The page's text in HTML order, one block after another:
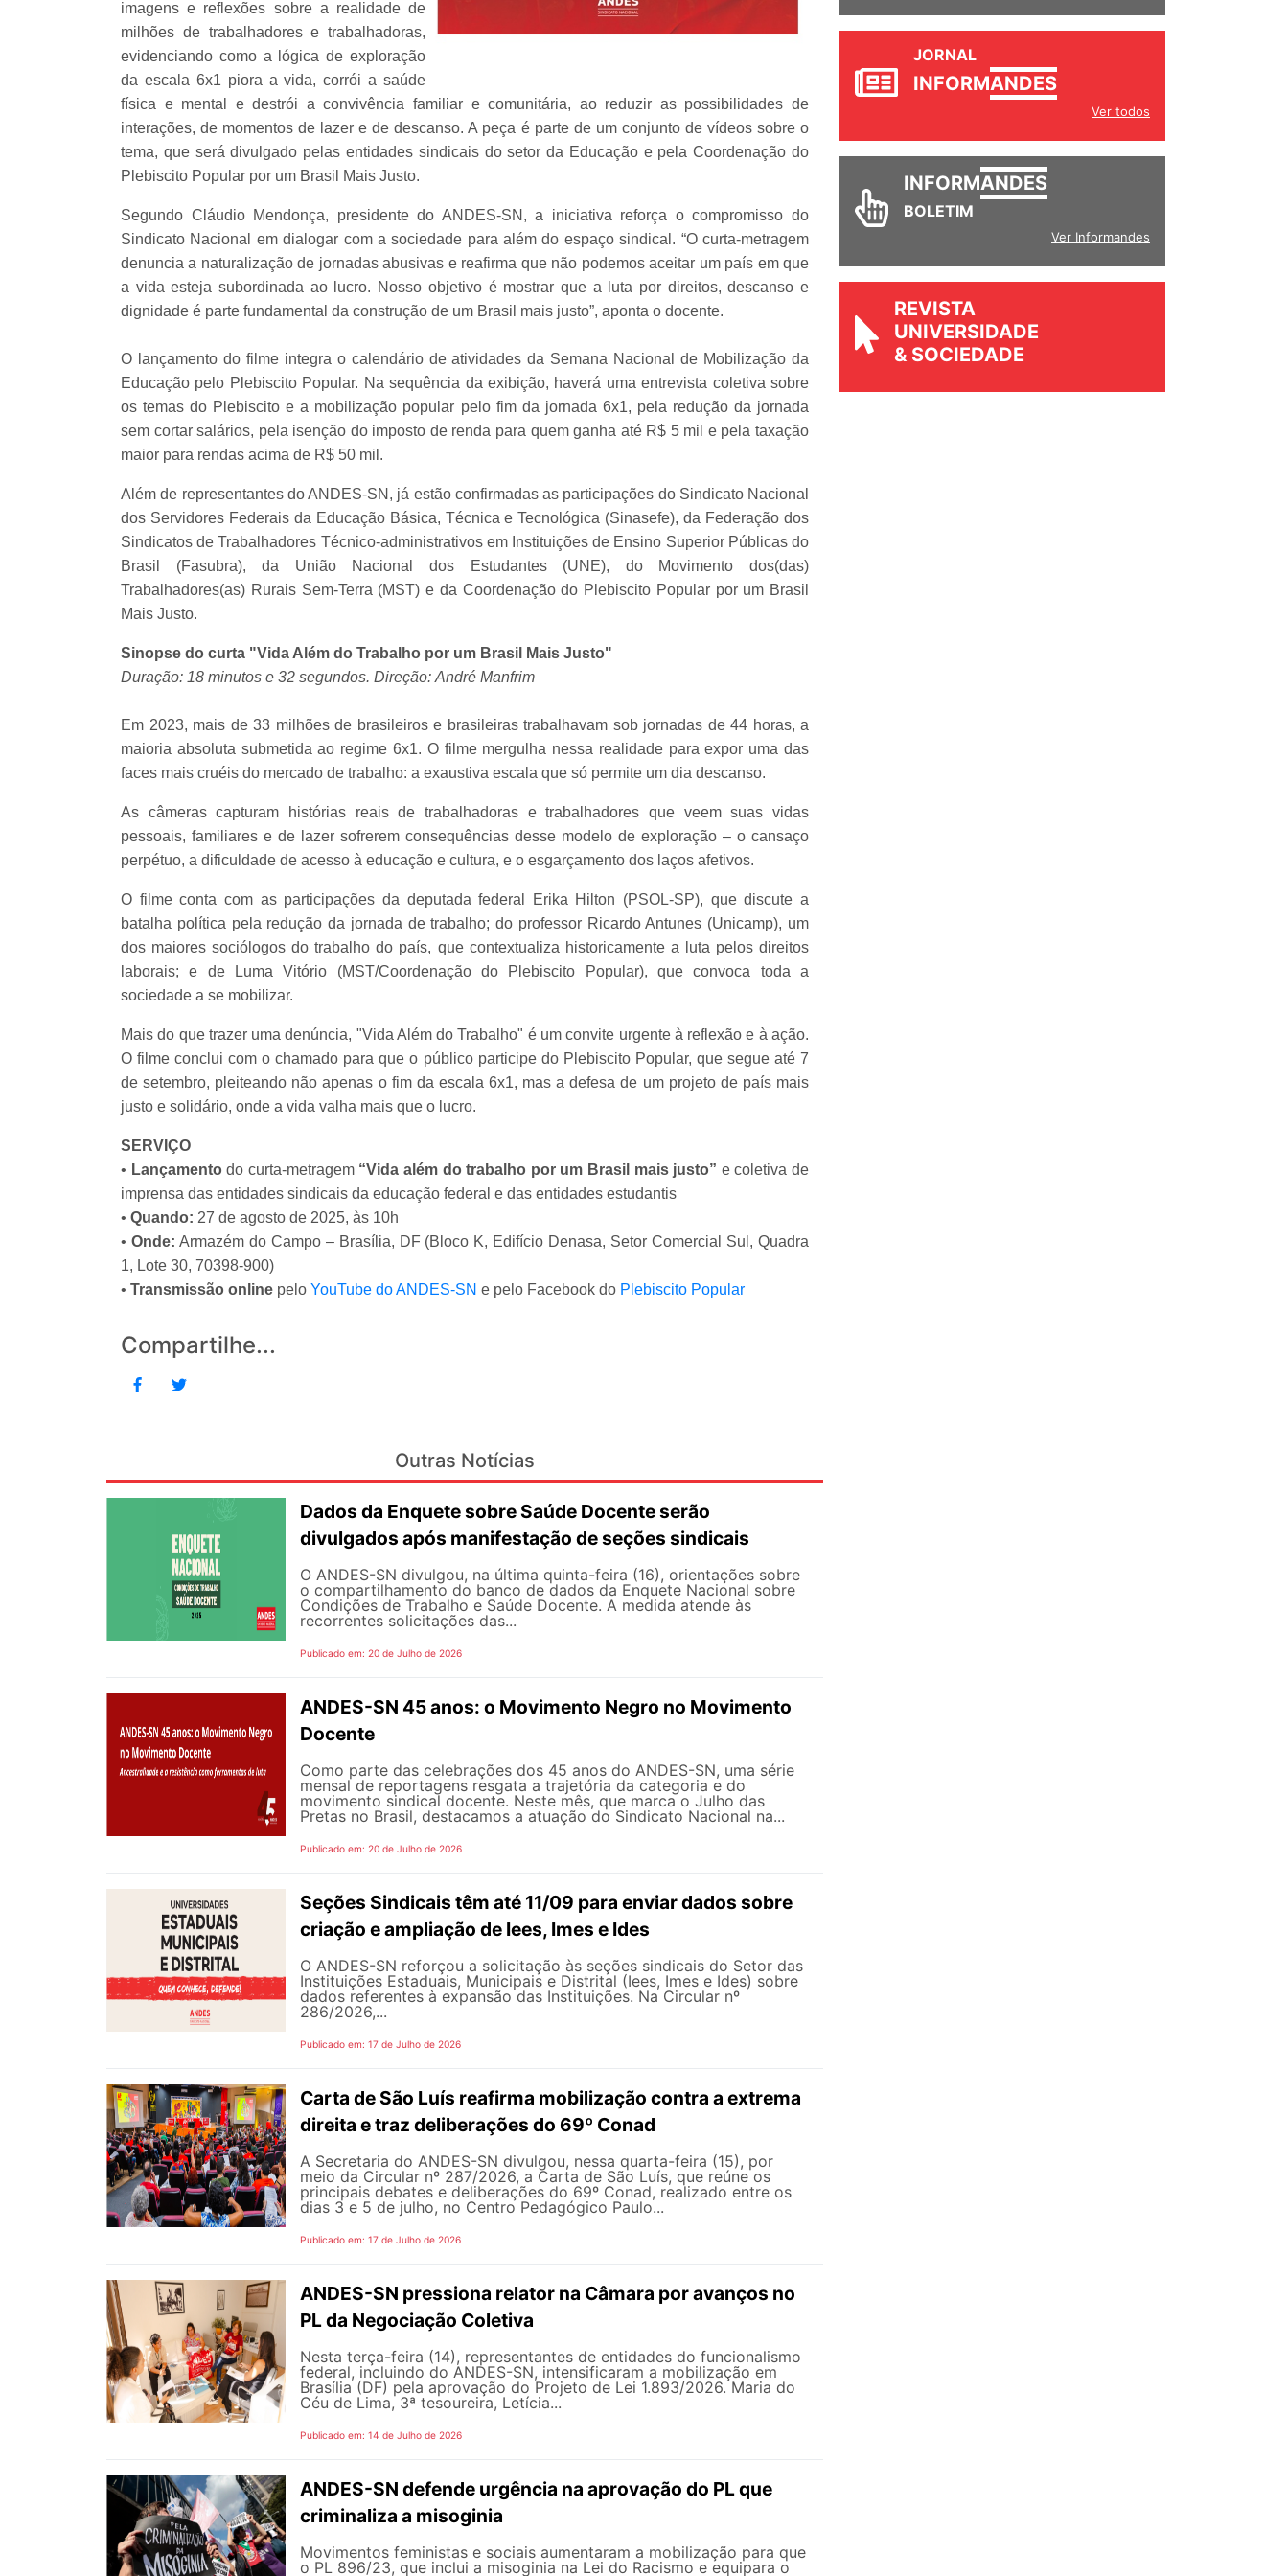
imagens e reflexões sobre a realidade de
milhões de trabalhadores e trabalhadoras,
evidenciando como a lógica de exploração
da escala 6x1 piora a vida, corrói a saúde
física e mental e destrói a convivência familiar e comunitária, ao reduzir as possibilidades de
interações, de momentos de lazer e de descanso. A peça é parte de um conjunto de vídeos sobre o
tema, que será divulgado pelas entidades sindicais do setor da Educação e pela Coordenação do
Plebiscito Popular por um Brasil Mais Justo.
Segundo Cláudio Mendonça, presidente do ANDES-SN, a iniciativa reforça o compromisso do
Sindicato Nacional em dialogar com a sociedade para além do espaço sindical. “O curta-metragem
denuncia a naturalização de jornadas abusivas e reafirma que não podemos aceitar um país em que
a vida esteja subordinada ao lucro. Nosso objetivo é mostrar que a luta por direitos, descanso e
dignidade é parte fundamental da construção de um Brasil mais justo”, aponta o docente.
O lançamento do filme integra o calendário de atividades da Semana Nacional de Mobilização da
Educação pelo Plebiscito Popular. Na sequência da exibição, haverá uma entrevista coletiva sobre
os temas do Plebiscito e a mobilização popular pelo fim da jornada 6x1, pela redução da jornada
sem cortar salários, pela isenção do imposto de renda para quem ganha até R$ 5 mil e pela taxação
maior para rendas acima de R$ 50 mil.
Além de representantes do ANDES-SN, já estão confirmadas as participações do Sindicato Nacional
dos Servidores Federais da Educação Básica, Técnica e Tecnológica (Sinasefe), da Federação dos
Sindicatos de Trabalhadores Técnico-administrativos em Instituições de Ensino Superior Públicas do
Brasil (Fasubra), da União Nacional dos Estudantes (UNE), do Movimento dos(das)
Trabalhadores(as) Rurais Sem-Terra (MST) e da Coordenação do Plebiscito Popular por um Brasil
Mais Justo.
Sinopse do curta "Vida Além do Trabalho por um Brasil Mais Justo"
Duração: 18 minutos e 32 segundos. Direção: André Manfrim
Em 2023, mais de 33 milhões de brasileiros e brasileiras trabalhavam sob jornadas de 44 horas, a
maioria absoluta submetida ao regime 6x1. O filme mergulha nessa realidade para expor uma das
faces mais cruéis do mercado de trabalho: a exaustiva escala que só permite um dia descanso.
As câmeras capturam histórias reais de trabalhadoras e trabalhadores que veem suas vidas
pessoais, familiares e de lazer sofrerem consequências desse modelo de exploração – o cansaço
perpétuo, a dificuldade de acesso à educação e cultura, e o esgarçamento dos laços afetivos.
O filme conta com as participações da deputada federal Erika Hilton (PSOL-SP), que discute a
batalha política pela redução da jornada de trabalho; do professor Ricardo Antunes (Unicamp), um
dos maiores sociólogos do trabalho do país, que contextualiza historicamente a luta pelos direitos
laborais; e de Luma Vitório (MST/Coordenação do Plebiscito Popular), que convoca toda a
sociedade a se mobilizar.
Mais do que trazer uma denúncia, "Vida Além do Trabalho" é um convite urgente à reflexão e à ação.
O filme conclui com o chamado para que o público participe do Plebiscito Popular, que segue até 7
de setembro, pleiteando não apenas o fim da escala 6x1, mas a defesa de um projeto de país mais
justo e solidário, onde a vida valha mais que o lucro.
SERVIÇO
• Lançamentodo curta-metragem “Vida além do trabalho por um Brasil mais justo” e coletiva de
imprensa das entidades sindicais da educação federal e das entidades estudantis
• Quando: 27 de agosto de 2025, às 10h
• Onde: Armazém do Campo – Brasília, DF (Bloco K, Edifício Denasa, Setor Comercial Sul, Quadra
1, Lote 30, 70398-900)
• Transmissão online pelo YouTube do ANDES-SN e pelo Facebook do Plebiscito Popular
Compartilhe...
Outras Notícias
Dados da Enquete sobre Saúde Docente serão
divulgados após manifestação de seções sindicais
O ANDES-SN divulgou, na última quinta-feira (16), orientações sobre
o compartilhamento do banco de dados da Enquete Nacional sobre
Condições de Trabalho e Saúde Docente. A medida atende às
recorrentes solicitações das...
Publicado em: 20 de Julho de 2026
ANDES-SN 45 anos: o Movimento Negro no Movimento
Docente
Como parte das celebrações dos 45 anos do ANDES-SN, uma série
mensal de reportagens resgata a trajetória da categoria e do
movimento sindical docente. Neste mês, que marca o Julho das
Pretas no Brasil, destacamos a atuação do Sindicato Nacional na...
Publicado em: 20 de Julho de 2026
Seções Sindicais têm até 11/09 para enviar dados sobre
criação e ampliação de Iees, Imes e Ides
O ANDES-SN reforçou a solicitação às seções sindicais do Setor das
Instituições Estaduais, Municipais e Distrital (Iees, Imes e Ides) sobre
dados referentes à expansão das Instituições. Na Circular nº
286/2026,...
Publicado em: 17 de Julho de 2026
Carta de São Luís reafirma mobilização contra a extrema
direita e traz deliberações do 69º Conad
A Secretaria do ANDES-SN divulgou, nessa quarta-feira (15), por
meio da Circular nº 287/2026, a Carta de São Luís, que reúne os
principais debates e deliberações do 69º Conad, realizado entre os
dias 3 e 5 de julho, no Centro Pedagógico Paulo...
Publicado em: 17 de Julho de 2026
ANDES-SN pressiona relator na Câmara por avanços no
PL da Negociação Coletiva
Nesta terça-feira (14), representantes de entidades do funcionalismo
federal, incluindo do ANDES-SN, intensificaram a mobilização em
Brasília (DF) pela aprovação do Projeto de Lei 1.893/2026. Maria do
Céu de Lima, 3ª tesoureira, Letícia...
Publicado em: 14 de Julho de 2026
ANDES-SN defende urgência na aprovação do PL que
criminaliza a misoginia
Movimentos feministas e sociais aumentaram a mobilização para que
o PL 896/23, que inclui a misoginia na Lei do Racismo e equipara o
JORNAL
INFORMANDES
Ver todos
INFORMANDES
BOLETIM
Ver Informandes
REVISTA
UNIVERSIDADE
& SOCIEDADE